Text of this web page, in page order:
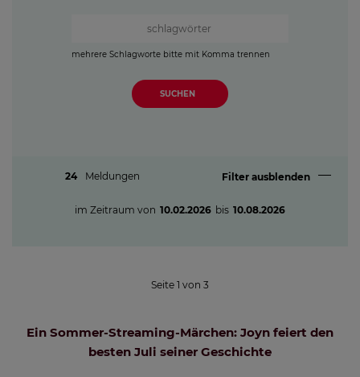
mehrere Schlagworte bitte mit Komma trennen
SUCHEN
24 Meldungen Filter ausblenden
im Zeitraum von 10.02.2026 bis 10.08.2026
Seite 1 von 3
Ein Sommer-Streaming-Märchen: Joyn feiert den
besten Juli seiner Geschichte